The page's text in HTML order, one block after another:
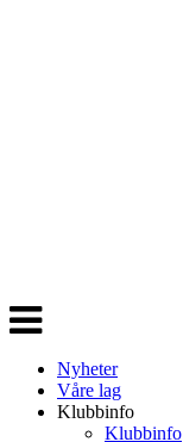
Veksle
navigasjon
Nyheter
Våre lag
Klubbinfo
Klubbinfo